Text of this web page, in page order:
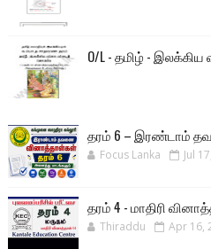
O/L - தமிழ் -
தரம் 6 – இரண்டாம்
Focus Lanka Jul
தரம் 4 - மாதிரி
Thiraddu Apr 16,